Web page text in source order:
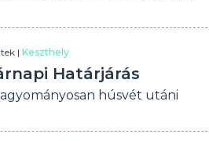
|Keszthely
Határjárás
húsvét utáni